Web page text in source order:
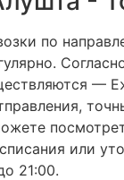
по
—
или
21:00.